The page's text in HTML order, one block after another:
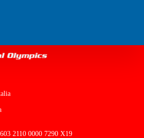
2110 0000 7290 X19